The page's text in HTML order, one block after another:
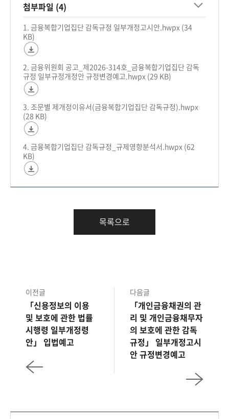
첨부파일 (4)
1. 금융복합기업집단 감독규정 일부개정고시안.hwpx (34
KB)
2. 금융위원회 공고_제2026-314호_금융복합기업집단 감독
규정 일부규정개정안 규정변경예고.hwpx (29 KB)
3. 조문별 제개정이유서(금융복합기업집단 감독규정).hwpx
(28 KB)
4. 금융복합기업집단 감독규정_규제영향분석서.hwpx (62
KB)
목록으로
이전글
「신용정보의 이용
및 보호에 관한 법률
시행령 일부개정령
안」 입법예고
다음글
「개인금융채권의 관
리 및 개인금융채무자
의 보호에 관한 감독
규정」 일부개정고시
안 규정변경예고